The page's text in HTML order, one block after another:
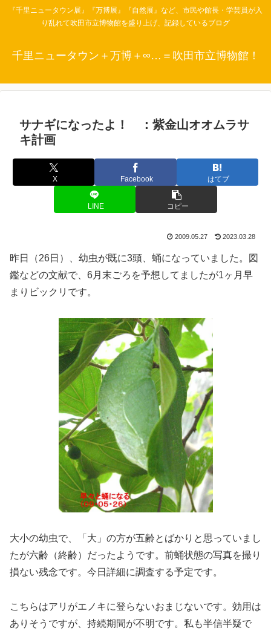
『千里ニュータウン展』『万博展』『自然展』など、市民や館長・学芸員が入
り乱れて吹田市立博物館を盛り上げ、記録しているブログ
千里ニュータウン＋万博＋∞…＝吹田市立博物館！
サナギになったよ！ ：紫金山オオムラサ
キ計画
X Facebook はてブ
LINE コピー
2009.05.27 2023.03.28
昨日（26日）、幼虫が既に3頭、蛹になっていました。図
鑑などの文献で、6月末ごろを予想してましたが1ヶ月早
まりビックリです。
大小の幼虫で、「大」の方が五齢とばかりと思っていまし
たが六齢（終齢）だったようです。前蛹状態の写真を撮り
損ない残念です。今日詳細に調査する予定です。
こちらはアリがエノキに登らないおまじないです。効用は
ありそうですが、持続期間が不明です。私も半信半疑で